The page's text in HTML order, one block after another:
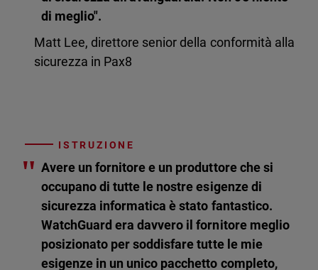
di meglio".
Matt Lee, direttore senior della conformità alla
sicurezza in Pax8
ISTRUZIONE
" Avere un fornitore e un produttore che si
occupano di tutte le nostre esigenze di
sicurezza informatica è stato fantastico.
WatchGuard era davvero il fornitore meglio
posizionato per soddisfare tutte le mie
esigenze in un unico pacchetto completo,